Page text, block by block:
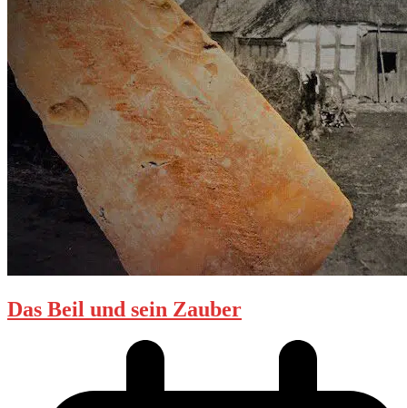
Das Beil und sein Zauber